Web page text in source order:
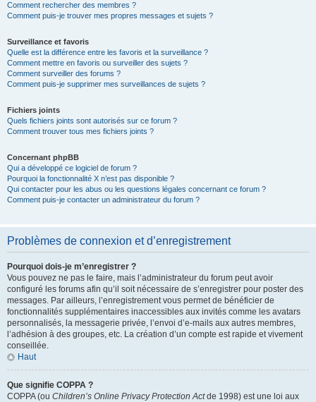
Comment rechercher des membres ?
Comment puis-je trouver mes propres messages et sujets ?
Surveillance et favoris
Quelle est la différence entre les favoris et la surveillance ?
Comment mettre en favoris ou surveiller des sujets ?
Comment surveiller des forums ?
Comment puis-je supprimer mes surveillances de sujets ?
Fichiers joints
Quels fichiers joints sont autorisés sur ce forum ?
Comment trouver tous mes fichiers joints ?
Concernant phpBB
Qui a développé ce logiciel de forum ?
Pourquoi la fonctionnalité X n’est pas disponible ?
Qui contacter pour les abus ou les questions légales concernant ce forum ?
Comment puis-je contacter un administrateur du forum ?
Problèmes de connexion et d’enregistrement
Pourquoi dois-je m’enregistrer ?
Vous pouvez ne pas le faire, mais l’administrateur du forum peut avoir
configuré les forums afin qu’il soit nécessaire de s’enregistrer pour poster des
messages. Par ailleurs, l’enregistrement vous permet de bénéficier de
fonctionnalités supplémentaires inaccessibles aux invités comme les avatars
personnalisés, la messagerie privée, l’envoi d’e-mails aux autres membres,
l’adhésion à des groupes, etc. La création d’un compte est rapide et vivement
conseillée.
Haut
Que signifie COPPA ?
COPPA (ou Children’s Online Privacy Protection Actde 1998) est une loi aux